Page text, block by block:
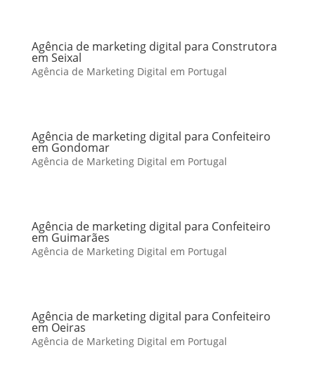
Agência de marketing digital para Construtora
em Seixal
Agência de Marketing Digital em Portugal
Agência de marketing digital para Confeiteiro
em Gondomar
Agência de Marketing Digital em Portugal
Agência de marketing digital para Confeiteiro
em Guimarães
Agência de Marketing Digital em Portugal
Agência de marketing digital para Confeiteiro
em Oeiras
Agência de Marketing Digital em Portugal